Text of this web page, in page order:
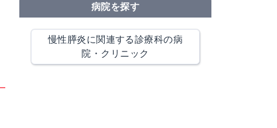
病院を探す
慢性膵炎に関連する診療科の病
院・クリニック